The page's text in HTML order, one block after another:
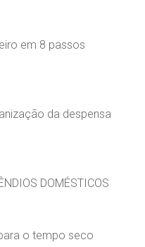
em 8 passos
da despensa
DOMÉSTICOS
o tempo seco